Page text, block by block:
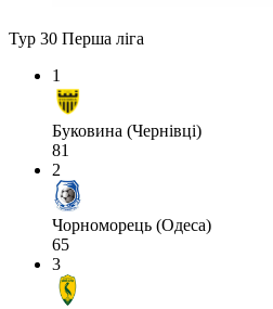
Тур 30 Перша ліга
1
Буковина (Чернівці)
81
2
Чорноморець (Одеса)
65
3